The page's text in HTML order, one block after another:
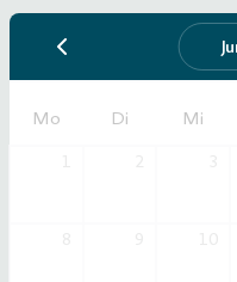
Mo Di Mi